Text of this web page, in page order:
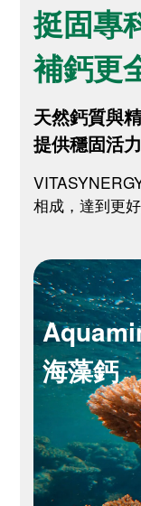
挺固專
補鈣更
天然鈣質與
提供穩固活力
相成，達到更
海藻鈣